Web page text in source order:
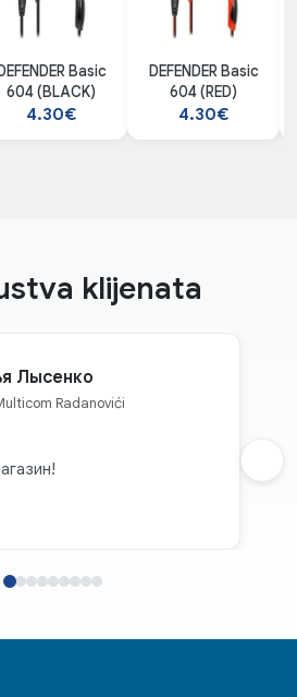
DEFENDER Basic
604 (BLACK)
4.30€
DEFENDER Basic
604 (RED)
4.30€
klijenata
Лысенко
Radanovići